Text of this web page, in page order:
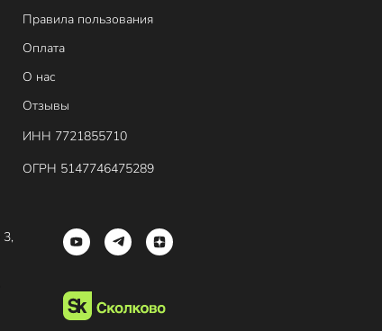
Правила пользования
Оплата
О нас
Отзывы
ИНН 7721855710
ОГРН 5147746475289
3,